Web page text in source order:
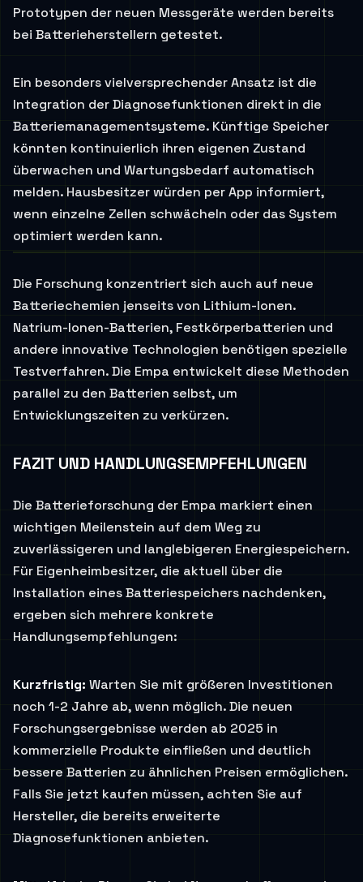
Prototypen der neuen Messgeräte werden bereits
bei Batterieherstellern getestet.
Ein besonders vielversprechender Ansatz ist die
Integration der Diagnosefunktionen direkt in die
Batteriemanagementsysteme. Künftige Speicher
könnten kontinuierlich ihren eigenen Zustand
überwachen und Wartungsbedarf automatisch
melden. Hausbesitzer würden per App informiert,
wenn einzelne Zellen schwächeln oder das System
optimiert werden kann.
Die Forschung konzentriert sich auch auf neue
Batteriechemien jenseits von Lithium-Ionen.
Natrium-Ionen-Batterien, Festkörperbatterien und
andere innovative Technologien benötigen spezielle
Testverfahren. Die Empa entwickelt diese Methoden
parallel zu den Batterien selbst, um
Entwicklungszeiten zu verkürzen.
FAZIT UND HANDLUNGSEMPFEHLUNGEN
Die Batterieforschung der Empa markiert einen
wichtigen Meilenstein auf dem Weg zu
zuverlässigeren und langlebigeren Energiespeichern.
Für Eigenheimbesitzer, die aktuell über die
Installation eines Batteriespeichers nachdenken,
ergeben sich mehrere konkrete
Handlungsempfehlungen:
Kurzfristig: Warten Sie mit größeren Investitionen
noch 1-2 Jahre ab, wenn möglich. Die neuen
Forschungsergebnisse werden ab 2025 in
kommerzielle Produkte einfließen und deutlich
bessere Batterien zu ähnlichen Preisen ermöglichen.
Falls Sie jetzt kaufen müssen, achten Sie auf
Hersteller, die bereits erweiterte
Diagnosefunktionen anbieten.